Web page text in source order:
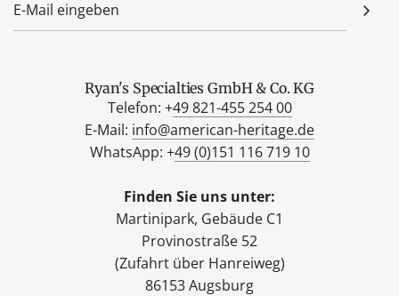
Ryan's Specialties GmbH & Co. KG
Telefon: +49 821-455 254 00
E-Mail: info@american-heritage.de
WhatsApp: +49 (0)151 116 719 10
Finden Sie uns unter:
Martinipark, Gebäude C1
Provinostraße 52
(Zufahrt über Hanreiweg)
86153 Augsburg